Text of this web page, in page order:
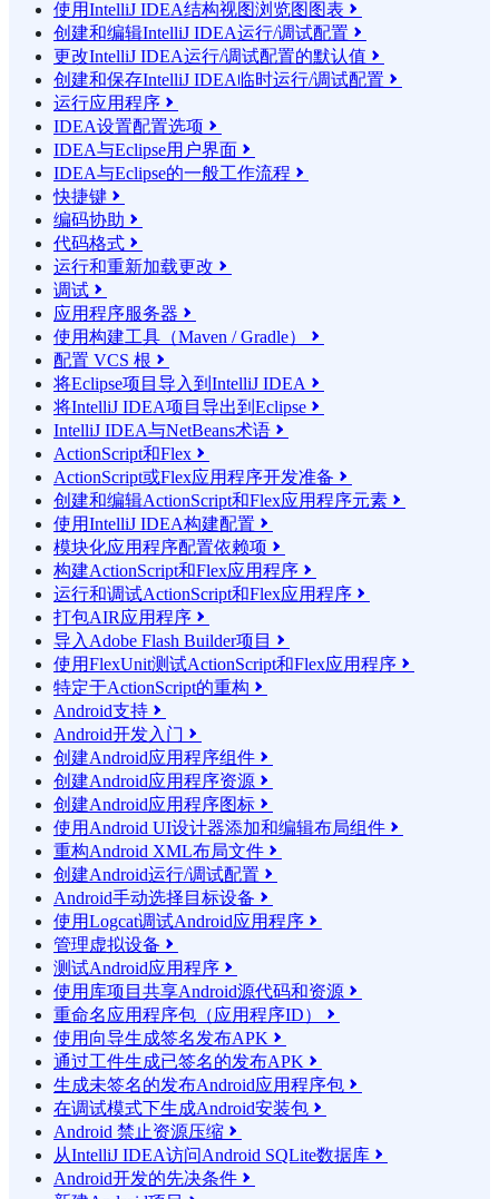
使用IntelliJ IDEA结构视图浏览图图表 
创建和编辑IntelliJ IDEA运行/调试配置 
更改IntelliJ IDEA运行/调试配置的默认值 
创建和保存IntelliJ IDEA临时运行/调试配置 
运行应用程序 
IDEA设置配置选项 
IDEA与Eclipse用户界面 
IDEA与Eclipse的一般工作流程 
快捷键 
编码协助 
代码格式 
运行和重新加载更改 
调试 
应用程序服务器 
使用构建工具（Maven / Gradle） 
配置 VCS 根 
将Eclipse项目导入到IntelliJ IDEA 
将IntelliJ IDEA项目导出到Eclipse 
IntelliJ IDEA与NetBeans术语 
ActionScript和Flex 
ActionScript或Flex应用程序开发准备 
创建和编辑ActionScript和Flex应用程序元素 
使用IntelliJ IDEA构建配置 
模块化应用程序配置依赖项 
构建ActionScript和Flex应用程序 
运行和调试ActionScript和Flex应用程序 
打包AIR应用程序 
导入Adobe Flash Builder项目 
使用FlexUnit测试ActionScript和Flex应用程序 
特定于ActionScript的重构 
Android支持 
Android开发入门 
创建Android应用程序组件 
创建Android应用程序资源 
创建Android应用程序图标 
使用Android UI设计器添加和编辑布局组件 
重构Android XML布局文件 
创建Android运行/调试配置 
Android手动选择目标设备 
使用Logcat调试Android应用程序 
管理虚拟设备 
测试Android应用程序 
使用库项目共享Android源代码和资源 
重命名应用程序包（应用程序ID） 
使用向导生成签名发布APK 
通过工件生成已签名的发布APK 
生成未签名的发布Android应用程序包 
在调试模式下生成Android安装包 
Android 禁止资源压缩 
从IntelliJ IDEA访问Android SQLite数据库 
Android开发的先决条件 